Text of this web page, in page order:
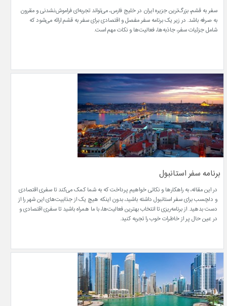
سفر به قشم، بزرگ‌ترین جزیره ایران در خلیج فارس، می‌تواند تجربه‌ای فراموش‌نشدنی و مقرون
به صرفه باشد. در زیر یک برنامه سفر مفصل و اقتصادی برای سفر به قشم ارائه می‌شود که
شامل جزئیات سفر، جاذبه‌ها، فعالیت‌ها و نکات مهم است.
برنامه سفر استانبول
در این مقاله، به راهکارها و نکاتی خواهیم پرداخت که به شما کمک می‌کند تا سفری اقتصادی
و دلچسب برای سفر استانبول داشته باشید، بدون اینکه هیچ یک از جذابیت‌های این شهر را از
دست بدهید. از برنامه‌ریزی تا انتخاب بهترین فعالیت‌ها، با ما همراه باشید تا سفری اقتصادی و
در عین حال پر از خاطرات خوب را تجربه کنید.